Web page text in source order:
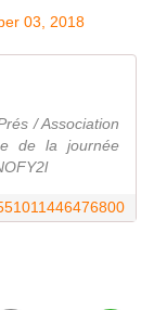
03, 2018
/ Association
de la journée